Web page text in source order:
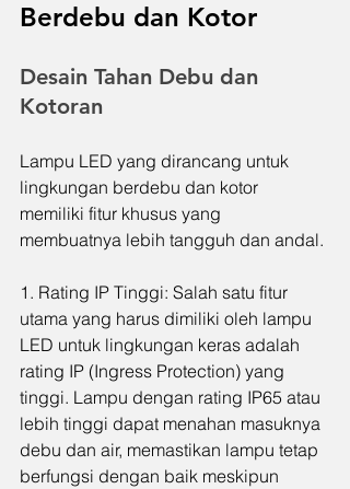
Berdebu dan Kotor
Desain Tahan Debu dan
Kotoran
Lampu LED yang dirancang untuk
lingkungan berdebu dan kotor
memiliki fitur khusus yang
membuatnya lebih tangguh dan andal.
1. Rating IP Tinggi: Salah satu fitur
utama yang harus dimiliki oleh lampu
LED untuk lingkungan keras adalah
rating IP (Ingress Protection) yang
tinggi. Lampu dengan rating IP65 atau
lebih tinggi dapat menahan masuknya
debu dan air, memastikan lampu tetap
berfungsi dengan baik meskipun